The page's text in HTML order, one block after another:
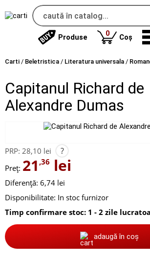
Produse 0produse
Coș
Carti / Beletristica / Literatura universala /
Capitanul Richard de
Alexandre Dumas
PRP: 28,10 lei ?
Preț: 21 ,36 lei
Diferență: 6,74 lei
Disponibilitate: In stoc furnizor
Timp confirmare stoc: 1 - 2 zile
adaugă în coș